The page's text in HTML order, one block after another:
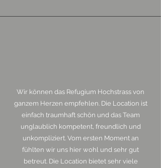
Wir können das Refugium Hochstrass von
ganzem Herzen empfehlen. Die Location ist
einfach traumhaft schön und das Team
unglaublich kompetent, freundlich und
unkompliziert. Vom ersten Moment an
fühlten wir uns hier wohl und sehr gut
betreut. Die Location bietet sehr viele